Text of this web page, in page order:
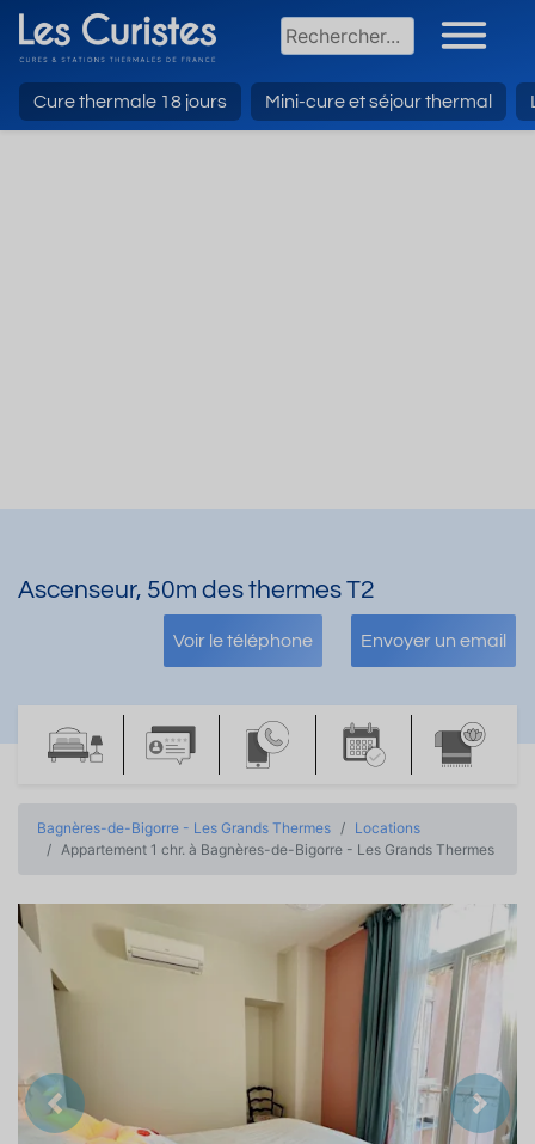
Cure thermale 18 jours Mini-cure et séjour thermal
Ascenseur, 50m des thermes T2
Voir le téléphone Envoyer un email
Bagnères-de-Bigorre - Les Grands Thermes
Locations
Appartement 1 chr. à Bagnères-de-Bigorre - Les Grands Thermes
Précedent